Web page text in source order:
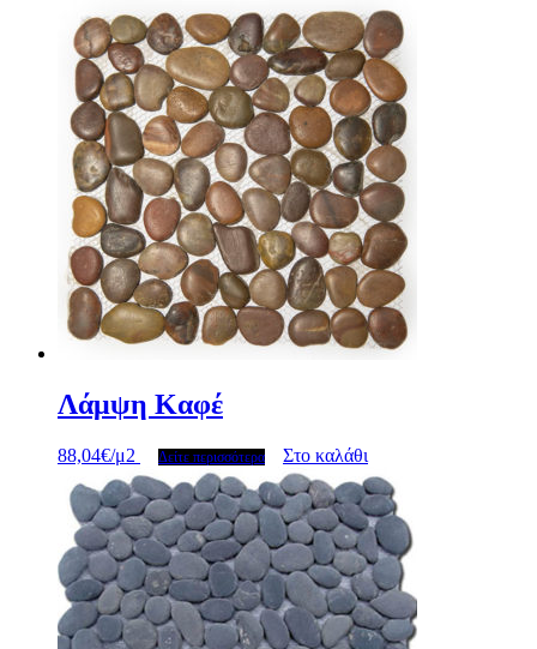
Λάμψη Καφέ
88,04€/μ2 Δείτε περισσότερα Στο καλάθι